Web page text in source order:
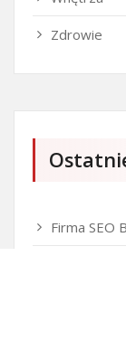
Zdrowie
Firma SEO